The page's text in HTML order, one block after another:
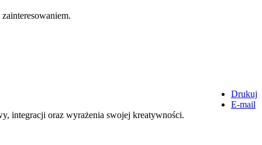
Drukuj
E-mail
integracji oraz wyrażenia swojej kreatywności.